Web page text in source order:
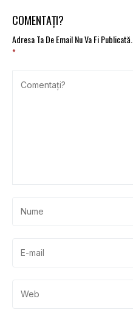
COMENTAȚI?
Adresa Ta De Email Nu Va Fi Publicată.
*